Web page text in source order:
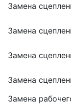
Замена
Замена
Замена
Замена
Замена